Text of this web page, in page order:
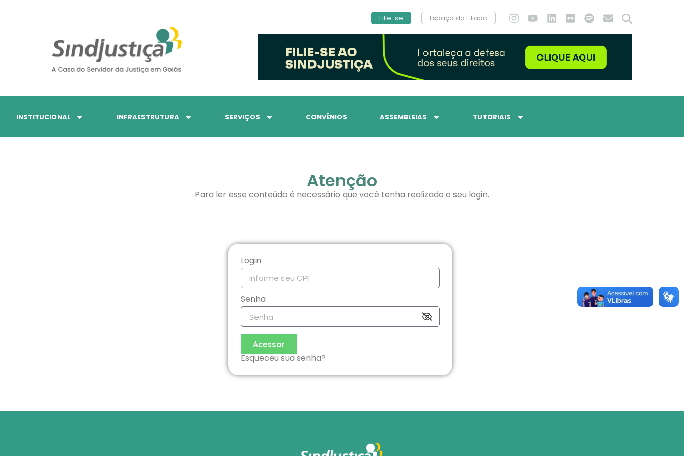
Filie-se Espaço do Filiado
INSTITUCIONAL INFRAESTRUTURA SERVIÇOS CONVÊNIOS ASSEMBLEIAS TUTORIAIS
Atenção
Para ler esse conteúdo é necessário que você tenha realizado o seu login.
Login
Senha
Acessar
Esqueceu sua senha?